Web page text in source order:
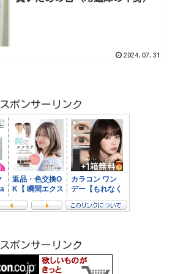
2024.07.31
スポンサーリンク
スポンサーリンク